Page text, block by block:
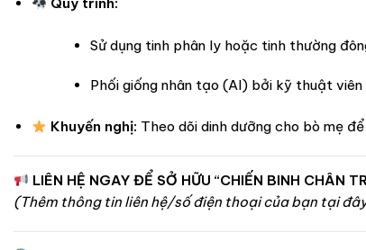
Sử dụng tinh phân ly hoặc tinh thường
Phối giống nhân tạo (AI) bởi kỹ thuật
Khuyến nghị: Theo dõi dinh dưỡng cho bò mẹ
LIÊN HỆ NGAY ĐỂ SỞ HỮU “CHIẾN BINH CHÂN
(Thêm thông tin liên hệ/số điện thoại của bạn tại